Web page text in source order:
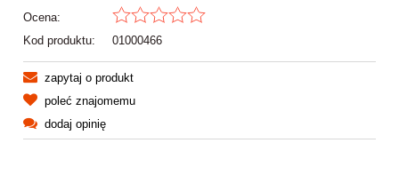
Ocena:
Kod produktu:
01000466
zapytaj o produkt
poleć znajomemu
dodaj opinię